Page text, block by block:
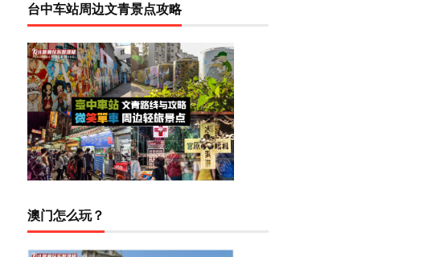
台中车站周边文青景点攻略
澳门怎么玩？